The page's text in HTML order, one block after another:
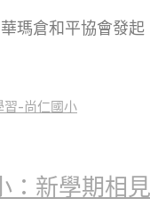
瑪倉和平協會發
：新學期相